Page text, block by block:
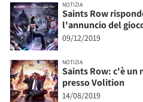
NOTIZIA
Saints Row
l'annuncio del
09/12/2019
NOTIZIA
Saints Row: c'è
presso Volition
14/08/2019